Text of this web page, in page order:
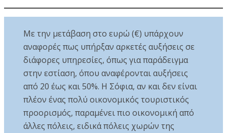
Με την μετάβαση στο ευρώ (€) υπάρχουν
αναφορές πως υπήρξαν αρκετές αυξήσεις σε
διάφορες υπηρεσίες, όπως για παράδειγμα
στην εστίαση, όπου αναφέρονται αυξήσεις
από 20 έως και 50%. Η Σόφια, αν και δεν είναι
πλέον ένας πολύ οικονομικός τουριστικός
προορισμός, παραμένει πιο οικονομική από
άλλες πόλεις, ειδικά πόλεις χωρών της